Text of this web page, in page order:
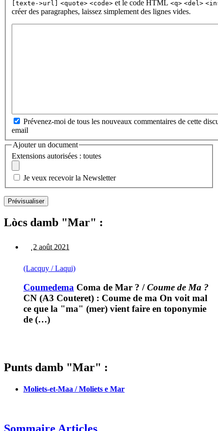
[texte->url] <quote> <code> et le code HTML <q> <del>
créer des paragraphes, laissez simplement des lignes vides.
Prévenez-moi de tous les nouveaux commentaires de cette
email
Ajouter un document
Extensions autorisées : toutes
Je veux recevoir la Newsletter
Lòcs damb "Mar" :
2 août 2021
(Lacquy / Laqui)
Coumedema Coma de Mar ? /Coume de Ma ?
CN (A3 Couteret) : Coume de ma On voit mal
ce que la "ma" (mer) vient faire en toponymie
de (…)
Punts damb "Mar" :
Moliets-et-Maa / Moliets e Mar